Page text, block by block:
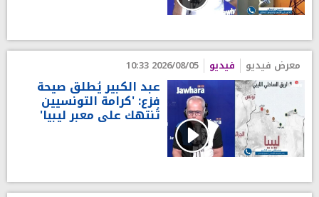
معرض فيديو فيديو 2026/08/05 10:33
عبد الكبير يُطلق صيحة
فزع: 'كرامة التونسيين
تُنتهك على معبر ليبيا'